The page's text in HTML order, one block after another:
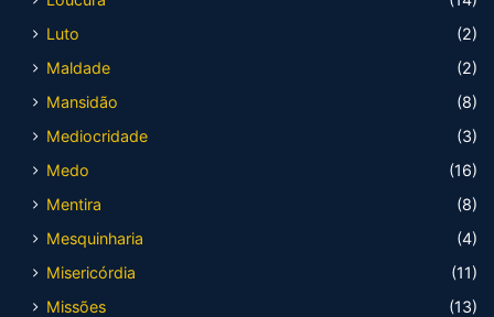
Luto
(2)
Maldade
(2)
Mansidão
(8)
Mediocridade
(3)
Medo
(16)
Mentira
(8)
Mesquinharia
(4)
Misericórdia
(11)
Missões
(13)